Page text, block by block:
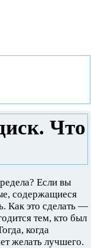
Что
Если вы
содержащиеся
Как это сделать —
тем, кто был
когда
желать лучшего.